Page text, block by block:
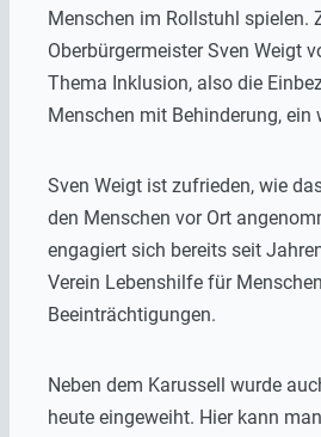
Menschen im Rollstuhl spielen.
Oberbürgermeister Sven Weigt
Thema Inklusion, also die
Menschen mit Behinderung, ein
Sven Weigt ist zufrieden, wie
den Menschen vor Ort
engagiert sich bereits seit
Verein Lebenshilfe für
Beeinträchtigungen.
Neben dem Karussell wurde
heute eingeweiht. Hier kann